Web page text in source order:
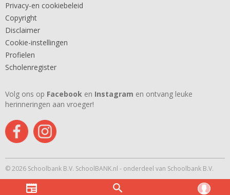
Privacy-en cookiebeleid
Copyright
Disclaimer
Cookie-instellingen
Profielen
Scholenregister
Volg ons op Facebook en Instagram en ontvang leuke
herinneringen aan vroeger!
© 2026 Schoolbank B.V. SchoolBANK.nl - onderdeel van Schoolbank B.V.